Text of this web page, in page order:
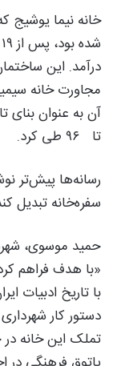
خانه نیما یوشیج
درآمد. این
مجاورت خانه
تا ۹۶ طی کرد.
رسانه‌ها پیش‌تر
سفره‌خانه تبدیل
حمید موسوی،
«با هدف فراهم
با تاریخ ادبیات
دستور کار
تملک این خانه